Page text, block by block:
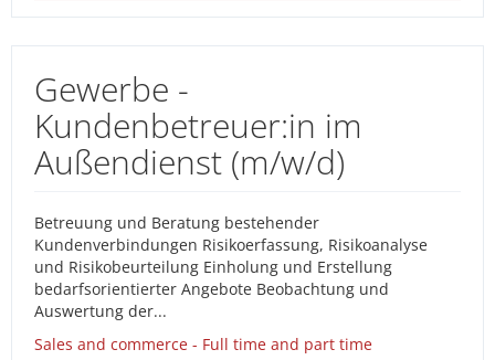
Gewerbe -
Kundenbetreuer:in im
Außendienst (m/w/d)
Betreuung und Beratung bestehender
Kundenverbindungen Risikoerfassung, Risikoanalyse
und Risikobeurteilung Einholung und Erstellung
bedarfsorientierter Angebote Beobachtung und
Auswertung der...
Sales and commerce - Full time and part time